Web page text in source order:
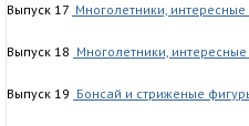
Выпуск 17 Многолетники, интересные
Выпуск 18 Многолетники, интересные
Выпуск 19 Бонсай и стриженые